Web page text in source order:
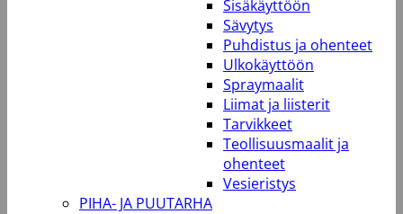
Sisäkäyttöön
Sävytys
Puhdistus ja ohenteet
Ulkokäyttöön
Spraymaalit
Liimat ja liisterit
Tarvikkeet
Teollisuusmaalit ja
ohenteet
Vesieristys
PIHA- JA PUUTARHA